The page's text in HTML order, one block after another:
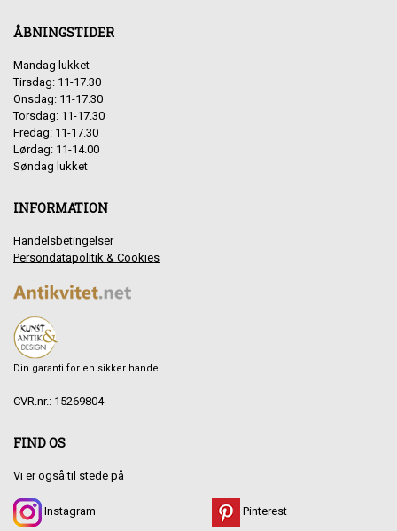
ÅBNINGSTIDER
Mandag lukket
Tirsdag: 11-17.30
Onsdag: 11-17.30
Torsdag: 11-17.30
Fredag: 11-17.30
Lørdag: 11-14.00
Søndag lukket
INFORMATION
Handelsbetingelser
Persondatapolitik & Cookies
Din garanti for en sikker handel
CVR.nr.: 15269804
FIND OS
Vi er også til stede på
Instagram Pinterest